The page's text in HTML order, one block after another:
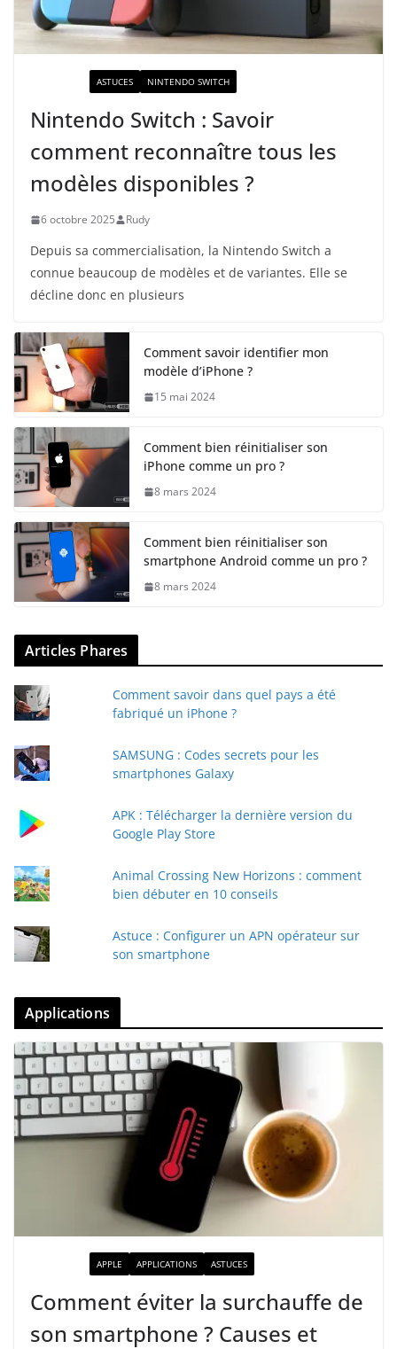
ASTUCES NINTENDO SWITCH
Nintendo Switch : Savoir
comment reconnaître tous les
modèles disponibles ?
6 octobre 2025 Rudy
Depuis sa commercialisation, la Nintendo Switch a
connue beaucoup de modèles et de variantes. Elle se
décline donc en plusieurs
Comment savoir identifier mon
modèle d’iPhone ?
15 mai 2024
Comment bien réinitialiser son
iPhone comme un pro ?
8 mars 2024
Comment bien réinitialiser son
smartphone Android comme un pro ?
8 mars 2024
Articles Phares
Comment savoir dans quel pays a été
fabriqué un iPhone ?
SAMSUNG : Codes secrets pour les
smartphones Galaxy
APK : Télécharger la dernière version du
Google Play Store
Animal Crossing New Horizons : comment
bien débuter en 10 conseils
Astuce : Configurer un APN opérateur sur
son smartphone
Applications
APPLE APPLICATIONS ASTUCES
Comment éviter la surchauffe de
son smartphone ? Causes et